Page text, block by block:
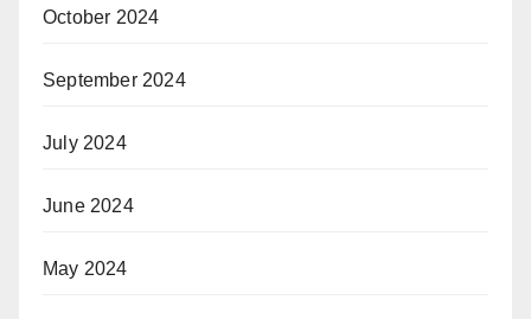
October 2024
September 2024
July 2024
June 2024
May 2024